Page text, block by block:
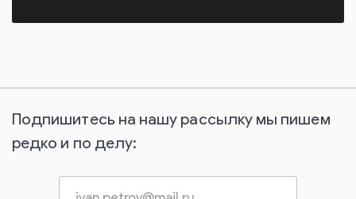
Подпишитесь на нашу рассылку мы пишем
редко и по делу: